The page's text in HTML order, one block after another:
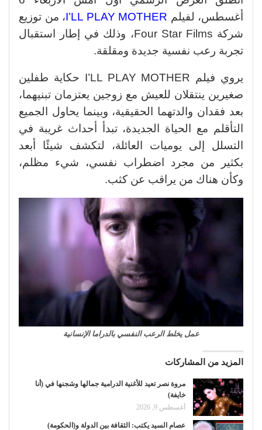
أغسطس، لفيلم I’LL PLAY MOTHER، من توزيع
شركة Four Star Films، وذلك في إطار استقبال
تجربة رعب نفسية جديدة ومقلقة.
يروي فيلم I’LL PLAY MOTHER حكاية طفلين
صغيرين ينتقلان للعيش مع زوجين يعتزمان تبنيهما،
بعد فقدان والدتهما الحقيقية، وبينما يحاول الجميع
التأقلم مع الحياة الجديدة، تبدأ أحداث غريبة في
التسلل إلى يوميات العائلة، لتكشف شيئًا أبعد
بكثير من مجرد اضطراب نفسي، شيء مظلم،
وكأن هناك من يراقب عن كثب.
عمل يخلط الرعب النفسي بالدراما الإنسانية
المزيد من المشاركات
مروة نصر تعيد للأغنية الدرامية جمالها وشجنها في (أنا
خايفة)
أغسطس 9, 2026
عصام السيد يكتب: الثقافة بين الدولة و(الحكومة)